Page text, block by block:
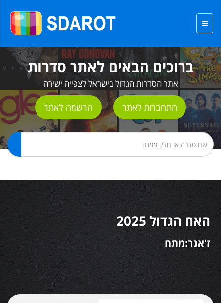
ברוכים הבאים לאתר סדרות
אתר הסדרות הגדול בישראל לצפייה ישירה
התחברות לאתר הרשמה לאתר
האח הגדול 2025
ז'אנר:מתח